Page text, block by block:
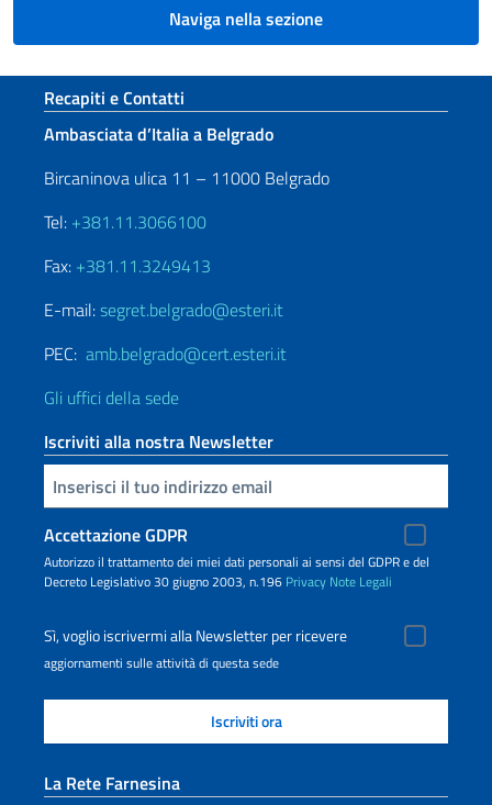
Naviga nella sezione
Sezione footer
Recapiti e Contatti
Ambasciata d’Italia a Belgrado
Bircaninova ulica 11 – 11000 Belgrado
Tel: +381.11.3066100
Fax: +381.11.3249413
E-mail:segret.belgrado@esteri.it
PEC: amb.belgrado@cert.esteri.it
Gli uffici della sede
Iscriviti alla nostra Newsletter
Inserisci la tua email
Accettazione GDPR
Autorizzo il trattamento dei miei dati personali ai sensi del GDPR e del
Decreto Legislativo 30 giugno 2003, n.196 Privacy Note Legali
Sì, voglio iscrivermi alla Newsletter per ricevere
aggiornamenti sulle attività di questa sede
La Rete Farnesina